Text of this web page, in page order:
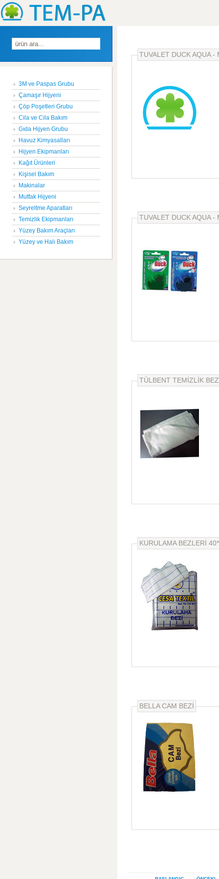
3M ve Paspas Grubu
Çamaşır Hijyeni
Çöp Poşetleri Grubu
Cila ve Cila Bakım
Gıda Hijyen Grubu
Havuz Kimyasalları
Hijyen Ekipmanları
Kağıt Ürünleri
Kişisel Bakım
Makinalar
Mutfak Hijyeni
Seyreltme Aparatları
Temizlik Ekipmanları
Yüzey Bakım Araçları
Yüzey ve Halı Bakım
TUVALET DUCK AQUA -
TUVALET DUCK AQUA -
TÜLBENT TEMİZLİK
KURULAMA BEZLERİ
BELLA CAM BEZİ